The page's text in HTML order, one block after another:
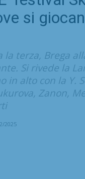
si
la terza, Brega
Si rivede la
in alto con la Y.
Zanon,
2025